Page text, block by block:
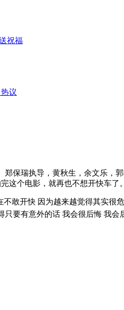
祝福
议
交易所
保瑞执导，黄秋生，余文乐，郭
这个电影，就再也不想开快车了
开快 因为越来越觉得其实很危
只要有意外的话 我会很后悔 我会